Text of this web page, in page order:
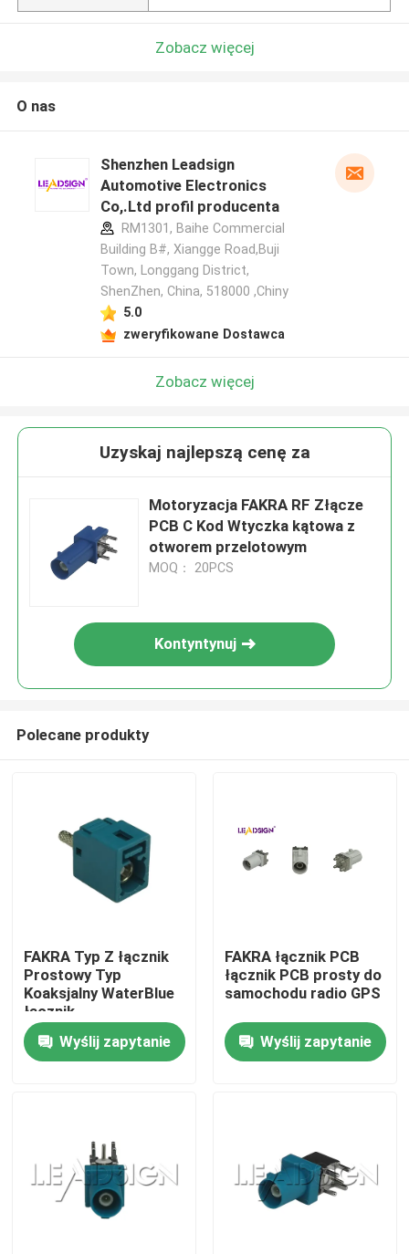
Dom
Produkty
Wycieczka po fabryce
Zobacz więcej
O nas
Shenzhen Leadsign
Automotive Electronics
Co,.Ltd profil producenta
RM1301, Baihe Commercial
Building B#, Xiangge Road,Buji
Town, Longgang District,
ShenZhen, China, 518000 ,Chiny
5.0
zweryfikowane Dostawca
Zobacz więcej
Uzyskaj najlepszą cenę za
Motoryzacja FAKRA RF Złącze
PCB C Kod Wtyczka kątowa z
otworem przelotowym
MOQ： 20PCS
Kontyntynuj
Polecane produkty
FAKRA Typ Z łącznik
Prostowy Typ
Koaksjalny WaterBlue
łącznik
Wyślij zapytanie
FAKRA łącznik PCB
łącznik PCB prosty do
samochodu radio GPS
Wyślij zapytanie